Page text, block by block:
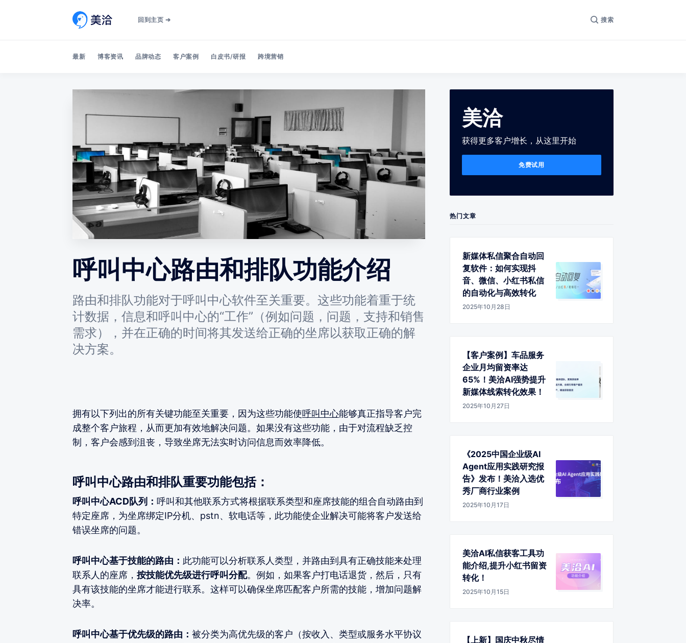
回到主页 ➔ 搜索
Search 美洽博客
最新 博客资讯 品牌动态 客户案例 白皮书/研报 跨境营销
呼叫中心路由和排队功能介绍
路由和排队功能对于呼叫中心软件至关重要。这些功能着重于统
计数据，信息和呼叫中心的“工作”（例如问题，问题，支持和销售
需求），并在正确的时间将其发送给正确的坐席以获取正确的解
决方案。
拥有以下列出的所有关键功能至关重要，因为这些功能使呼叫中心能够真正指导客户完
成整个客户旅程，从而更加有效地解决问题。如果没有这些功能，由于对流程缺乏控
制，客户会感到沮丧，导致坐席无法实时访问信息而效率降低。
呼叫中心路由和排队重要功能包括：
呼叫中心ACD队列： 呼叫和其他联系方式将根据联系类型和座席技能的组合自动路由到
特定座席，为坐席绑定IP分机、pstn、软电话等，此功能使企业解决可能将客户发送给
错误坐席的问题。
呼叫中心基于技能的路由： 此功能可以分析联系人类型，并路由到具有正确技能来处理
联系人的座席， 按技能优先级进行呼叫分配。例如，如果客户打电话退货，然后，只有
具有该技能的坐席才能进行联系。这样可以确保坐席匹配客户所需的技能，增加问题解
决率。
呼叫中心基于优先级的路由： 被分类为高优先级的客户（按收入、类型或服务水平协议
美洽
获得更多客户增长，从这里开始
免费试用
热门文章
新媒体私信聚合自动回
复软件：如何实现抖
音、微信、小红书私信
的自动化与高效转化
2025年10月28日
【客户案例】车品服务
企业月均留资率达
65%！美洽AI强势提升
新媒体线索转化效果！
2025年10月27日
《2025中国企业级AI
Agent应用实践研究报
告》发布！美洽入选优
秀厂商行业案例
2025年10月17日
美洽AI私信获客工具功
能介绍,提升小红书留资
转化！
2025年10月15日
【上新】国庆中秋尽情